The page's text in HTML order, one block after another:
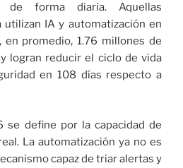
de forma diaria. Aquellas
utilizan IA y automatización en
en promedio, 1.76 millones de
logran reducir el ciclo de vida
en 108 días respecto a
se define por la capacidad de
La automatización ya no es
capaz de triar alertas y